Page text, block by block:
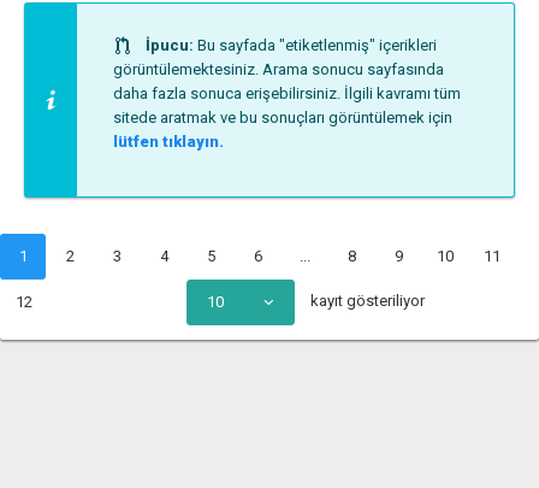
İpucu: Bu sayfada "etiketlenmiş" içerikleri
görüntülemektesiniz. Arama sonucu sayfasında
daha fazla sonuca erişebilirsiniz. İlgili kavramı tüm
sitede aratmak ve bu sonuçları görüntülemek için
lütfen tıklayın.
1 2 3 4 5 6 ... 8 9 10 11
12 10 kayıt gösteriliyor